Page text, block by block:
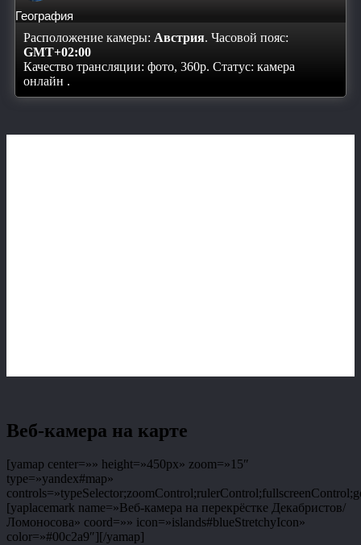
География
Расположение камеры: Австрия. Часовой пояс:
GMT+02:00
Качество трансляции: фото, 360p. Статус: камера
онлайн .
Веб-камера на карте
[yamap center=»» height=»450px» zoom=»15″
type=»yandex#map»
[yaplacemark name=»Веб-камера на перекрёстке Декабристов/
Ломоносова» coord=»» icon=»islands#blueStretchyIcon»
color=»#00c2a9″][/yamap]